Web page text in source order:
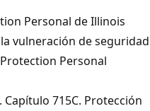
Personal de Illinois
vulneración de seguridad
Personal
715C. Protección